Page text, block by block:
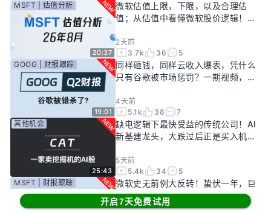
20:37
MSFT | 估值分析
微软估值上限，下限，以及合理估
值；从估值中看懂微软股价逻辑！
2天前
3.7k
36 5
19:01
GOOG | 财报跟踪
同样砸钱，同样云收入爆表，凭什么
只有谷歌被市场惩罚？一期视频，告
4天前
5.1k
38 7
25:43
其他机会
缺电逻辑下最快受益的传统公司！AI
新基建龙头，大跌过后正是买入机
5天前
5.4k
34
5
MSFT | 财报跟踪
微软史无前例大反转！蛰伏一年，巨
头终于准备好起飞了？
开启7天免费试用